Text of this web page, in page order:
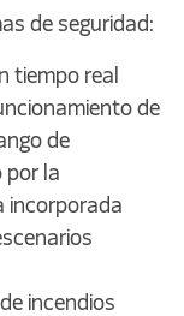
de seguridad:
tiempo real
de
de
por la
incorporada
incendios